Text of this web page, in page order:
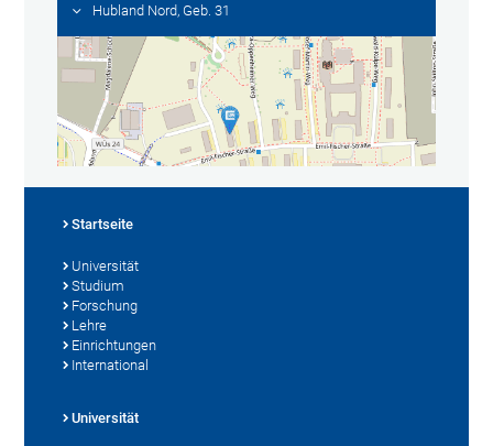
Hubland Nord, Geb. 31
Startseite
Universität
Studium
Forschung
Lehre
Einrichtungen
International
Universität